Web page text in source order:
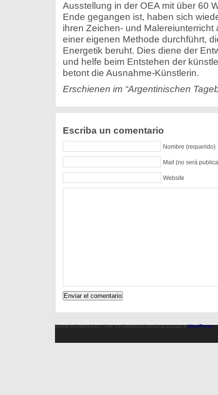
Ausstellung in der OEA mit über 60
Ende gegangen ist, haben sich
ihren Zeichen- und
einer eigenen Methode durchführt,
Energetik beruht. Dies diene der
und helfe beim Entstehen der
betont die Ausnahme-Künstlerin.
Erschienen im “Argentinischen
Escriba un comentario
Nombre (requerido)
Mail (no será
Website
Kunst in Argentinien / Arte en Argentina funciona gracias aWordPress